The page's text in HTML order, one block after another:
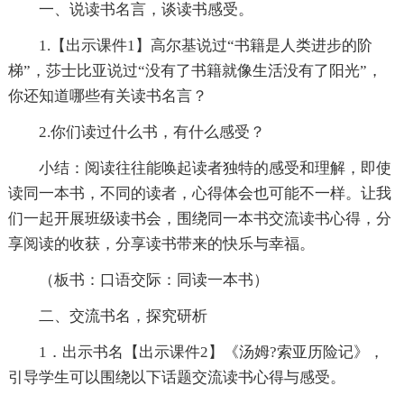
一、说读书名言，谈读书感受。
1.【出示课件1】高尔基说过“书籍是人类进步的阶
梯”，莎士比亚说过“没有了书籍就像生活没有了阳光”，
你还知道哪些有关读书名言？
2.你们读过什么书，有什么感受？
小结：阅读往往能唤起读者独特的感受和理解，即使
读同一本书，不同的读者，心得体会也可能不一样。让我
们一起开展班级读书会，围绕同一本书交流读书心得，分
享阅读的收获，分享读书带来的快乐与幸福。
（板书：口语交际：同读一本书）
二、交流书名，探究研析
1．出示书名【出示课件2】《汤姆?索亚历险记》，
引导学生可以围绕以下话题交流读书心得与感受。